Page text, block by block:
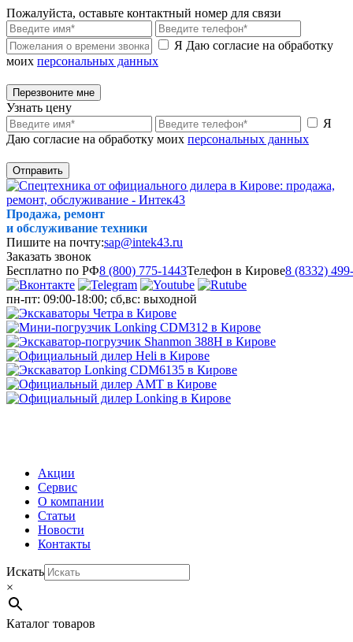
Пожалуйста, оставьте контактный номер для связи
Я Даю согласие на обработку
моих персональных данных
Перезвоните мне
Узнать цену
Я
Даю согласие на обработку моих персональных данных
Отправить
Продажа, ремонт
и обслуживание техники
Пишите на почту:sap@intek43.ru
Заказать звонок
Бесплатно по РФ8 (800) 775-1443Телефон в Кирове8 (8332)
пн-пт: 09:00-18:00; сб,вс: выходной
Акции
Сервис
О компании
Статьи
Новости
Контакты
Искать
×
Каталог товаров